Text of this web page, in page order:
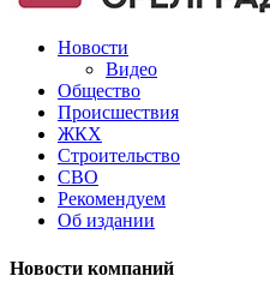
Новости
Видео
Общество
Происшествия
ЖКХ
Строительство
СВО
Рекомендуем
Об издании
Новости компаний